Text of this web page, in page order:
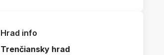
Hrad info
Trenčiansky hrad